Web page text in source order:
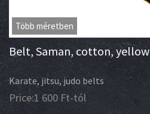
Több méretben
Belt, Saman, cotton, yellow
Karate, jitsu, judo belts
Price:1 600Ft-tól